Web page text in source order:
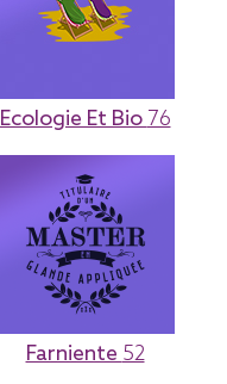
Ecologie Et Bio 76
Farniente 52